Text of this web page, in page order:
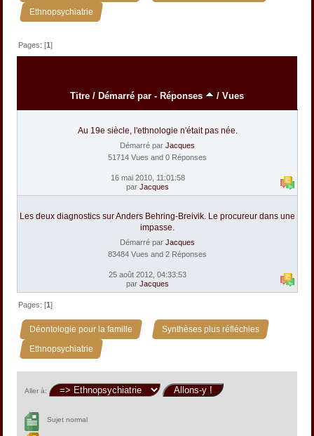
Ethnopsychiatrie
Pages: [1]
Titre / Démarré par - Réponses / Vues
Au 19e siècle, l'ethnologie n'était pas née.
Démarré par Jacques
51714 Vues and 0 Réponses
16 mai 2010, 11:01:58
par Jacques
Les deux diagnostics sur Anders Behring-Breivik. Le procureur dans une
impasse.
Démarré par Jacques
83484 Vues and 2 Réponses
25 août 2012, 04:33:53
par Jacques
Pages: [1]
Déontologie pour la famille » Synthèses plus réfléchies »
Ethnopsychiatrie
Aller à:
Sujet normal